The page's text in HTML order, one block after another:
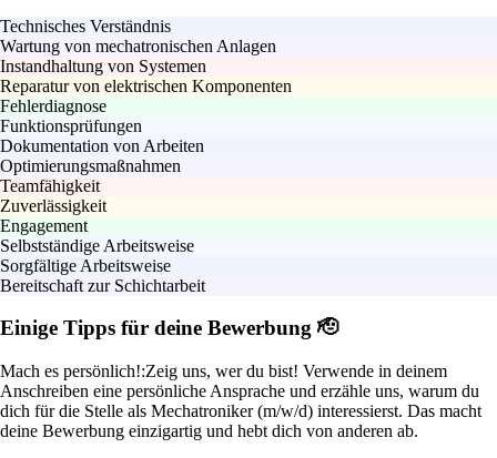
Technisches Verständnis
Wartung von mechatronischen Anlagen
Instandhaltung von Systemen
Reparatur von elektrischen Komponenten
Fehlerdiagnose
Funktionsprüfungen
Dokumentation von Arbeiten
Optimierungsmaßnahmen
Teamfähigkeit
Zuverlässigkeit
Engagement
Selbstständige Arbeitsweise
Sorgfältige Arbeitsweise
Bereitschaft zur Schichtarbeit
Einige Tipps für deine Bewerbung 🫡
Mach es persönlich!:Zeig uns, wer du bist! Verwende in deinem
Anschreiben eine persönliche Ansprache und erzähle uns, warum du
dich für die Stelle als Mechatroniker (m/w/d) interessierst. Das macht
deine Bewerbung einzigartig und hebt dich von anderen ab.